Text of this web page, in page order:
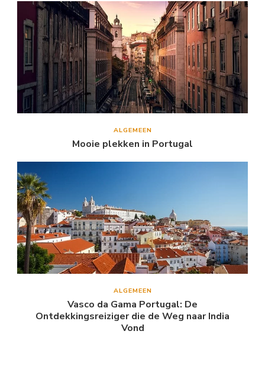
ALGEMEEN
Mooie plekken in Portugal
ALGEMEEN
Vasco da Gama Portugal: De
Ontdekkingsreiziger die de Weg naar India
Vond